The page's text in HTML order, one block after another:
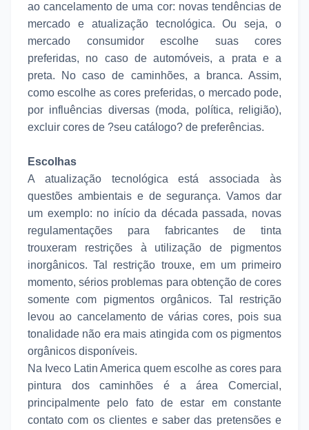
ao cancelamento de uma cor: novas tendências de
mercado e atualização tecnológica. Ou seja, o
mercado consumidor escolhe suas cores
preferidas, no caso de automóveis, a prata e a
preta. No caso de caminhões, a branca. Assim,
como escolhe as cores preferidas, o mercado pode,
por influências diversas (moda, política, religião),
excluir cores de ?seu catálogo? de preferências.
Escolhas
A atualização tecnológica está associada às
questões ambientais e de segurança. Vamos dar
um exemplo: no início da década passada, novas
regulamentações para fabricantes de tinta
trouxeram restrições à utilização de pigmentos
inorgânicos. Tal restrição trouxe, em um primeiro
momento, sérios problemas para obtenção de cores
somente com pigmentos orgânicos. Tal restrição
levou ao cancelamento de várias cores, pois sua
tonalidade não era mais atingida com os pigmentos
orgânicos disponíveis.
Na Iveco Latin America quem escolhe as cores para
pintura dos caminhões é a área Comercial,
principalmente pelo fato de estar em constante
contato com os clientes e saber das pretensões e